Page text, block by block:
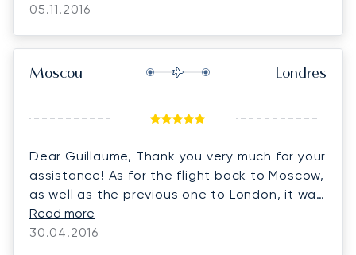
and the family really enjoyed the flight. Kind
05.11.2016
Moscou Londres
Dear Guillaume, Thank you very much for your
assistance! As for the flight back to Moscow,
as well as the previous one to London, it was
quite pleasant and well organized. Speaking
about the service, everything was perfect.
Read more
30.04.2016